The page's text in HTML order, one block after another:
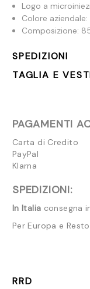
Logo a
Colore aziendale:
Composizione:
SPEDIZIONI
TAGLIA E
PAGAMENTI
Carta di Credito
PayPal
Klarna
SPEDIZIONI:
In Italia consegna
Per Europa e
RRD